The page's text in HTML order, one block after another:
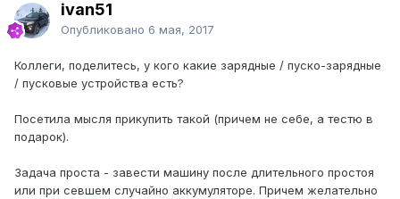
ivan51
Опубликовано 6 мая, 2017
Коллеги, поделитесь, у кого какие зарядные / пуско-зарядные
/ пусковые устройства есть?
Посетила мысля прикупить такой (причем не себе, а тестю в
подарок).
Задача проста - завести машину после длительного простоя
или при севшем случайно аккумуляторе. Причем желательно